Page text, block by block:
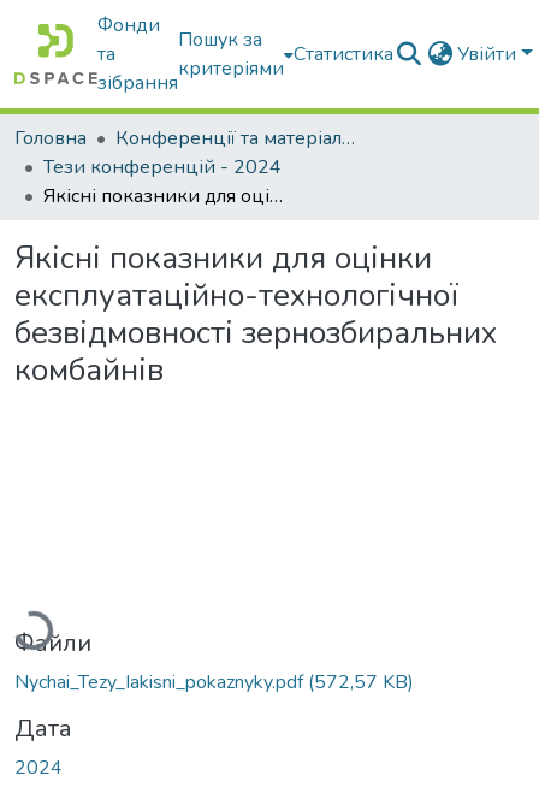
Фонди
та
зібрання
Пошук за
критеріями
Статистика Увійти
Головна
Конференції та матеріали конференцій
Тези конференцій - 2024
Якісні показники для оцінки експлуатаційно-технологічної безвідмовності зернозбиральних комбайнів
Якісні показники для оцінки
експлуатаційно-технологічної
безвідмовності зернозбиральних
комбайнів
Вантажиться...
Файли
Nychai_Tezy_Iakisni_pokaznyky.pdf(572,57 KB)
Дата
2024